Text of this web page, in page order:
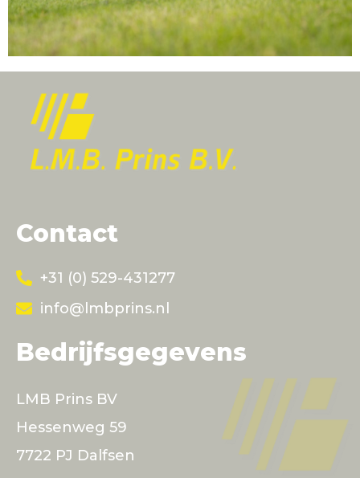
Contact
+31 (0) 529-431277
info@lmbprins.nl
Bedrijfsgegevens
LMB Prins BV
Hessenweg 59
7722 PJ Dalfsen